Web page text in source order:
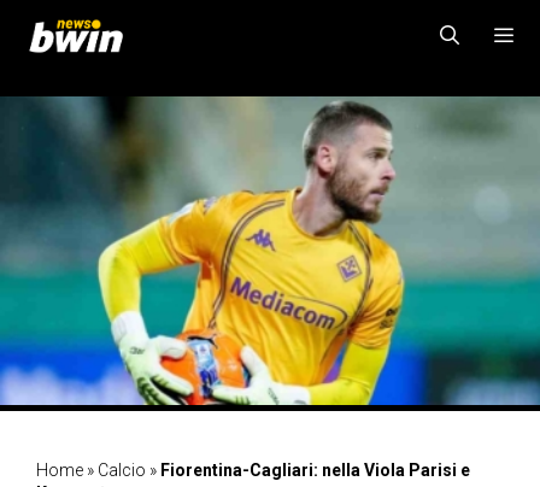
contenuto
MENU
Home » Calcio » Fiorentina-Cagliari: nella Viola Parisi e